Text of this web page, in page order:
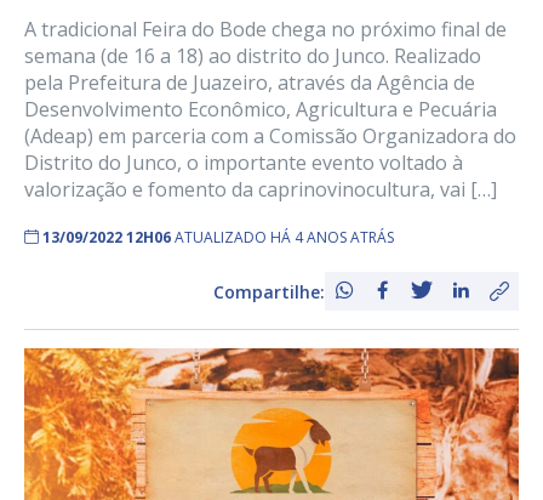
A tradicional Feira do Bode chega no próximo final de
semana (de 16 a 18) ao distrito do Junco. Realizado
pela Prefeitura de Juazeiro, através da Agência de
Desenvolvimento Econômico, Agricultura e Pecuária
(Adeap) em parceria com a Comissão Organizadora do
Distrito do Junco, o importante evento voltado à
valorização e fomento da caprinovinocultura, vai […]
13/09/2022 12H06ATUALIZADO HÁ 4 ANOS ATRÁS
Compartilhe: